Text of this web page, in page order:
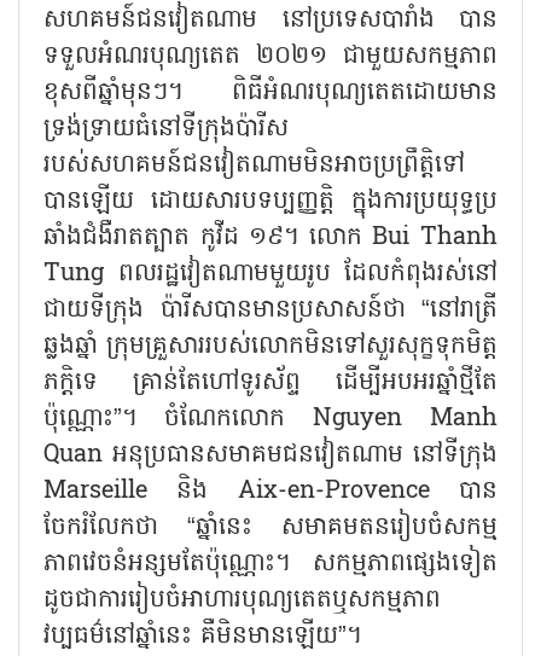
សហគមន៍ជនវៀតណាម នៅប្រទេសបារាំង បាន
ទទួលអំណរបុណ្យតេត ២០២១ ជាមួយសកម្មភាព
ខុសពីឆ្នាំមុនៗ។ ពិធីអំណរបុណ្យតេតដោយមាន
ទ្រង់ទ្រាយធំនៅទីក្រុងប៉ារីស
របស់សហគមន៍ជនវៀតណាមមិនអាចប្រព្រឹត្តិទៅ
បានឡើយ ដោយសារបទប្បញ្ញត្តិ ក្នុងការប្រយុទ្ធប្រ
ឆាំងជំងឺរាតត្បាត កូវីដ ១៩។ លោក Bui Thanh
Tung ពលរដ្ឋវៀតណាមមួយរូប ដែលកំពុងរស់នៅ
ជាយទីក្រុង ប៉ារីសបានមានប្រសាសន៍ថា “នៅរាត្រី
ឆ្លងឆ្នាំ ក្រុមគ្រួសាររបស់លោកមិនទៅសួរសុក្ខទុកមិត្ត
ភក្តិទេ គ្រាន់តែហៅទូរស័ព្ទ ដើម្បីអបអរឆ្នាំថ្មីតែ
ប៉ុណ្ណោះ”។ ចំណែកលោក Nguyen Manh
Quan អនុប្រធានសមាគមជនវៀតណាម នៅទីក្រុង
Marseille និង Aix-en-Provence បាន
ចែករំលែកថា “ឆ្នាំនេះ សមាគមតនរៀបចំសកម្ម
ភាពវេចនំអន្សមតែប៉ុណ្ណោះ។ សកម្មភាពផ្សេងទៀត
ដូចជាការរៀបចំអាហារបុណ្យតេតឬសកម្មភាព
វប្បធម៌នៅឆ្នាំនេះ គឺមិនមានឡើយ”។